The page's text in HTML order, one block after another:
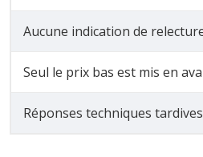
Aucune indication de
Seul le prix bas est mis en
Réponses techniques tardives